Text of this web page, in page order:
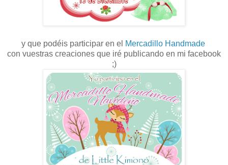
y que podéis participar en el Mercadillo Handmade
con vuestras creaciones que iré publicando en mi facebook
;)